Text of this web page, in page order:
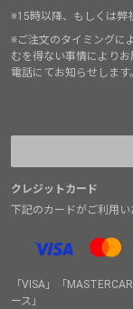
※15時以降、もしくは弊
※ご注文のタイミングに
むを得ない事情により
電話にてお知らせします。
クレジットカード
下記のカードがご利用い
「VISA」「
ース」